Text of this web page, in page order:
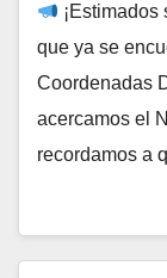
que ya se
Coordenadas
acercamos el
recordamos a